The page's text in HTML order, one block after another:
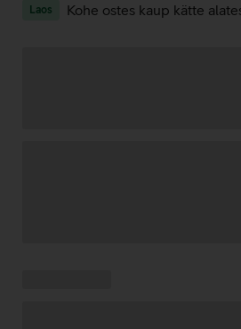
Laos Kohe ostes kaup kätte